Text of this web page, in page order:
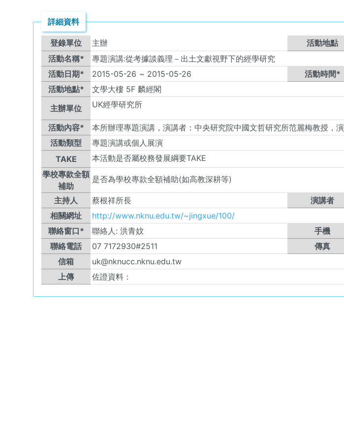
詳細資料
登錄單位 主辦 活動地點
活動名稱*
專題演講:從考據談義理－出土文獻視野下的經學研究
活動日期*
2015-05-26 ~ 2015-05-26 活動時間*
活動地點*
文學大樓 5F 麟經閣
主辦單位
UK經學研究所
活動內容*
本所辦理專題演講，演講者：中央研究院中國文哲研究所范麗梅教授，
活動類型
專題演講或個人展演
TAKE
本活動是否屬校務發展綱要TAKE
學校專款全額
補助
是否為學校專款全額補助(如高教深耕等)
主持人 蔡根祥所長 演講者
相關網址
http://www.nknu.edu.tw/~jingxue/100/
聯絡窗口*
聯絡人:洪青妏 手機
聯絡電話
07 7172930#2511 傳真
信箱
uk@nknucc.nknu.edu.tw
上傳
佐證資料：